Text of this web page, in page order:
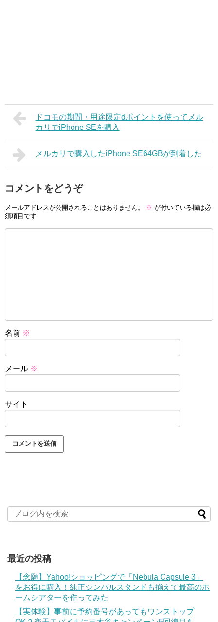
ドコモの期間・用途限定dポイントを使ってメル
カリでiPhone SEを購入
メルカリで購入したiPhone SE64GBが到着した
コメントをどうぞ
メールアドレスが公開されることはありません。 ※ が付いている欄は必
須項目です
名前 ※
メール ※
サイト
最近の投稿
【念願】Yahoo!ショッピングで「Nebula Capsule 3」
をお得に購入！純正ジンバルスタンドも揃えて最高のホ
ームシアターを作ってみた
【実体験】事前に予約番号があってもワンストップ